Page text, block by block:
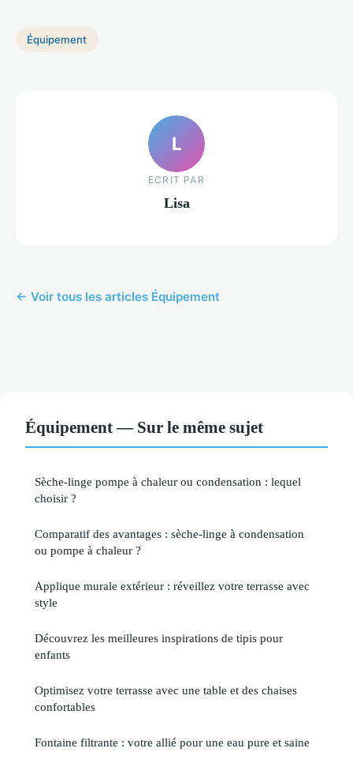
Équipement
L
ECRIT PAR
Lisa
← Voir tous les articles Équipement
Équipement — Sur le même sujet
Sèche-linge pompe à chaleur ou condensation : lequel
choisir ?
Comparatif des avantages : sèche-linge à condensation
ou pompe à chaleur ?
Applique murale extérieur : réveillez votre terrasse avec
style
Découvrez les meilleures inspirations de tipis pour
enfants
Optimisez votre terrasse avec une table et des chaises
confortables
Fontaine filtrante : votre allié pour une eau pure et saine